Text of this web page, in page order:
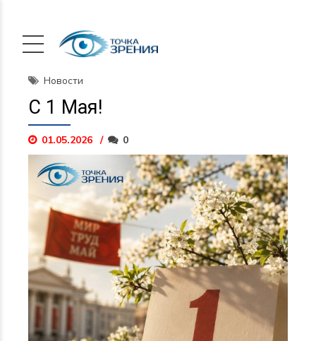
Новости
С 1 Мая!
01.05.2026 0